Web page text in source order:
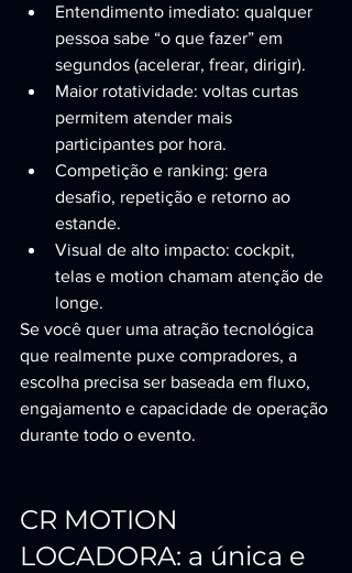
Entendimento imediato: qualquer
pessoa sabe “o que fazer” em
segundos (acelerar, frear, dirigir).
Maior rotatividade: voltas curtas
permitem atender mais
participantes por hora.
Competição e ranking: gera
desafio, repetição e retorno ao
estande.
Visual de alto impacto: cockpit,
telas e motion chamam atenção de
longe.
Se você quer uma atração tecnológica
que realmente puxe compradores, a
escolha precisa ser baseada em fluxo,
engajamento e capacidade de operação
durante todo o evento.
CR MOTION
LOCADORA: a única e